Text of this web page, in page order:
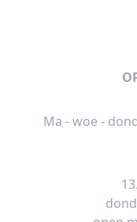
Ma - woe -